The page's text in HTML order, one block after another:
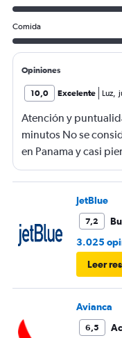
Comida
Opiniones
10,0 Excelente Luz,
Atención y
minutos No se
en Panama y casi
gratis
JetBlue
7,2
3.025
Leer
Avianca
6,5